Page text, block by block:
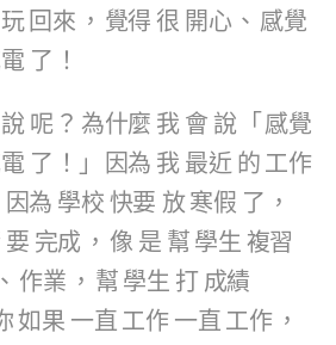
玩 回來 ， 覺得 很 開心 、 感覺
了 ！
說 呢 ？ 為什麼 我 會 說 「 感覺
了 ！」 因為 我 最近 的 工作
因為 學校 快要 放寒假 了 ，
要 完成 ， 像 是 幫 學生 複習
、 作業 ， 幫 學生 打 成績
如果 一直 工作 一直 工作 ，